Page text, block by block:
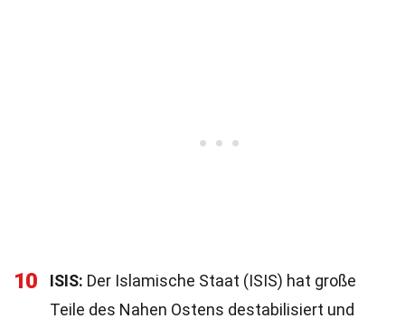
10 ISIS: Der Islamische Staat (ISIS) hat große
Teile des Nahen Ostens destabilisiert und